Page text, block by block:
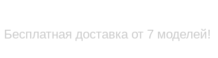
Бесплатная доставка от 7 моделей!